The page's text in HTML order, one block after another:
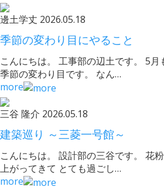
邊土学丈 2026.05.18
季節の変わり目にやること
こんにちは。 工事部の辺土です。 5月
季節の変わり目です。 なん…
more
三谷 隆介 2026.05.18
建築巡り ～三菱一号館～
こんにちは。 設計部の三谷です。 花
上がってきて とても過ごし…
more